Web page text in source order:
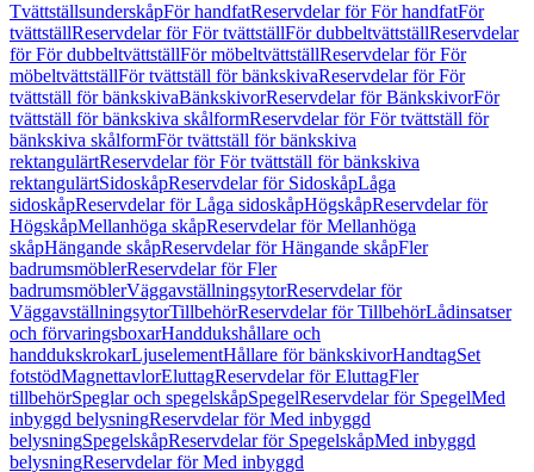
TvättställsunderskåpFör handfatReservdelar för För handfatFör
tvättställReservdelar för För tvättställFör dubbeltvättställReservdelar
för För dubbeltvättställFör möbeltvättställReservdelar för För
möbeltvättställFör tvättställ för bänkskivaReservdelar för För
tvättställ för bänkskivaBänkskivorReservdelar för BänkskivorFör
tvättställ för bänkskiva skålformReservdelar för För tvättställ för
bänkskiva skålformFör tvättställ för bänkskiva
rektangulärtReservdelar för För tvättställ för bänkskiva
rektangulärtSidoskåpReservdelar för SidoskåpLåga
sidoskåpReservdelar för Låga sidoskåpHögskåpReservdelar för
HögskåpMellanhöga skåpReservdelar för Mellanhöga
skåpHängande skåpReservdelar för Hängande skåpFler
badrumsmöblerReservdelar för Fler
badrumsmöblerVäggavställningsytorReservdelar för
VäggavställningsytorTillbehörReservdelar för TillbehörLådinsatser
och förvaringsboxarHanddukshållare och
handdukskrokarLjuselementHållare för bänkskivorHandtagSet
fotstödMagnettavlorEluttagReservdelar för EluttagFler
tillbehörSpeglar och spegelskåpSpegelReservdelar för SpegelMed
inbyggd belysningReservdelar för Med inbyggd
belysningSpegelskåpReservdelar för SpegelskåpMed inbyggd
belysningReservdelar för Med inbyggd